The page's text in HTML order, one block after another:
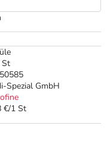
St
Spezial GmbH
€/1 St